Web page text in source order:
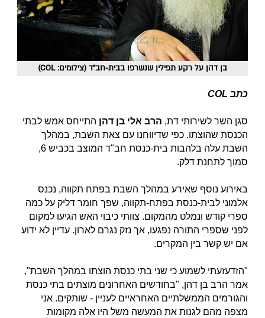
בן דהן על רקע תפילין שנשרפו בבית-חב"ד (צילומים: COL)
כתב COL
סגן השר לשירותי דת, הרב אלי בן דהן התייחס אמש לבתי
הכנסת שהוצתו. כפי שדיווחנו עם צאת השבת, במהלך
השבת עלה בלהבות בית-כנסת חב"ד המוצב בכביש 6,
סמוך לתחנת דלק.
באירוע נוסף שאירע במהלך השבת בפתח תקווה, נכנס
אלמוני לבית-כנסת בפתח-תקווה, שפך חומר דליק על כמה
ספרי קודש ונמלט מהמקום. צוותי כיבוי האש הגיעו למקום
לפני שספרי התורה נפגעו, אך נזק נגרם לארון. עדיין לא ידוע
אם יש קשר בין המקרים.
"הזדעזעתי לשמוע כי שני בתי כנסת הוצתו במהלך השבת",
אמר הרב בן דהן, "בחודשים האחרונים מוצתים בתי כנסת
והגורמים הממשלתיים האחראיים לעניין - שותקים. אני
מצפה מהם לגנות את המעשה משל היו אלה מקומות